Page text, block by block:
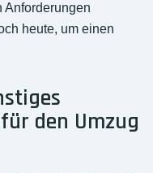
Anforderungen
heute, um einen
den Umzug